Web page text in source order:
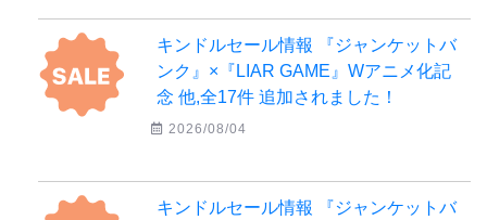
キンドルセール情報 『ジャンケットバ
ンク』×『LIAR GAME』Wアニメ化記
念 他,全17件 追加されました！
2026/08/04
キンドルセール情報 『ジャンケットバ